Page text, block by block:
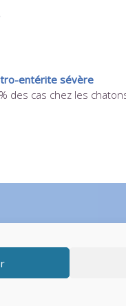
entérite sévère
des cas chez les